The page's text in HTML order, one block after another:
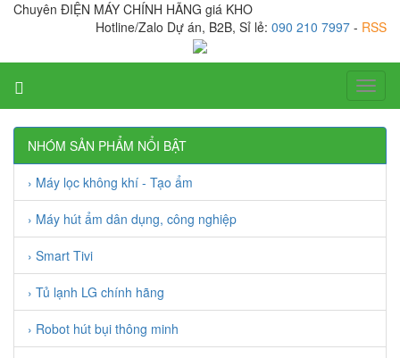
Chuyên ĐIỆN MÁY CHÍNH HÃNG giá KHO
Hotline/Zalo Dự án, B2B, Sỉ lẻ: 090 210 7997 - RSS
NHÓM SẢN PHẨM NỔI BẬT
› Máy lọc không khí - Tạo ẩm
› Máy hút ẩm dân dụng, công nghiệp
› Smart Tivi
› Tủ lạnh LG chính hãng
› Robot hút bụi thông minh